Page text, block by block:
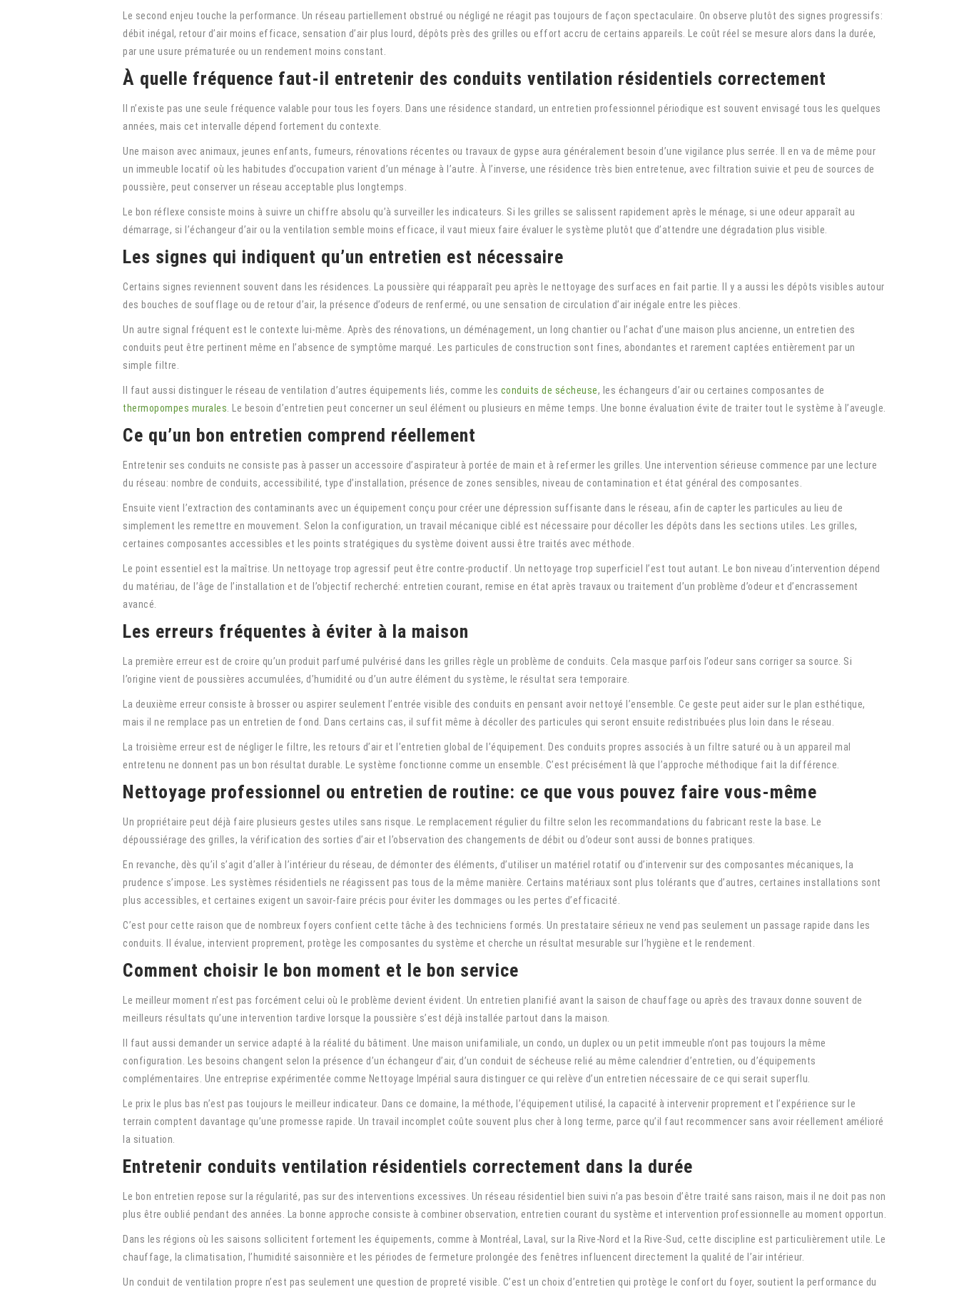
Le second enjeu touche la performance. Un réseau partiellement obstrué ou négligé ne réagit pas toujours de façon spectaculaire. On observe plutôt des signes progressifs:
débit inégal, retour d’air moins efficace, sensation d’air plus lourd, dépôts près des grilles ou effort accru de certains appareils. Le coût réel se mesure alors dans la durée,
par une usure prématurée ou un rendement moins constant.
À quelle fréquence faut-il entretenir des conduits ventilation résidentiels correctement
Il n’existe pas une seule fréquence valable pour tous les foyers. Dans une résidence standard, un entretien professionnel périodique est souvent envisagé tous les quelques
années, mais cet intervalle dépend fortement du contexte.
Une maison avec animaux, jeunes enfants, fumeurs, rénovations récentes ou travaux de gypse aura généralement besoin d’une vigilance plus serrée. Il en va de même pour
un immeuble locatif où les habitudes d’occupation varient d’un ménage à l’autre. À l’inverse, une résidence très bien entretenue, avec filtration suivie et peu de sources de
poussière, peut conserver un réseau acceptable plus longtemps.
Le bon réflexe consiste moins à suivre un chiffre absolu qu’à surveiller les indicateurs. Si les grilles se salissent rapidement après le ménage, si une odeur apparaît au
démarrage, si l’échangeur d’air ou la ventilation semble moins efficace, il vaut mieux faire évaluer le système plutôt que d’attendre une dégradation plus visible.
Les signes qui indiquent qu’un entretien est nécessaire
Certains signes reviennent souvent dans les résidences. La poussière qui réapparaît peu après le nettoyage des surfaces en fait partie. Il y a aussi les dépôts visibles autour
des bouches de soufflage ou de retour d’air, la présence d’odeurs de renfermé, ou une sensation de circulation d’air inégale entre les pièces.
Un autre signal fréquent est le contexte lui-même. Après des rénovations, un déménagement, un long chantier ou l’achat d’une maison plus ancienne, un entretien des
conduits peut être pertinent même en l’absence de symptôme marqué. Les particules de construction sont fines, abondantes et rarement captées entièrement par un
simple filtre.
Il faut aussi distinguer le réseau de ventilation d’autres équipements liés, comme les conduits de sécheuse, les échangeurs d’air ou certaines composantes de
thermopompes murales. Le besoin d’entretien peut concerner un seul élément ou plusieurs en même temps. Une bonne évaluation évite de traiter tout le système à l’aveugle.
Ce qu’un bon entretien comprend réellement
Entretenir ses conduits ne consiste pas à passer un accessoire d’aspirateur à portée de main et à refermer les grilles. Une intervention sérieuse commence par une lecture
du réseau: nombre de conduits, accessibilité, type d’installation, présence de zones sensibles, niveau de contamination et état général des composantes.
Ensuite vient l’extraction des contaminants avec un équipement conçu pour créer une dépression suffisante dans le réseau, afin de capter les particules au lieu de
simplement les remettre en mouvement. Selon la configuration, un travail mécanique ciblé est nécessaire pour décoller les dépôts dans les sections utiles. Les grilles,
certaines composantes accessibles et les points stratégiques du système doivent aussi être traités avec méthode.
Le point essentiel est la maîtrise. Un nettoyage trop agressif peut être contre-productif. Un nettoyage trop superficiel l’est tout autant. Le bon niveau d’intervention dépend
du matériau, de l’âge de l’installation et de l’objectif recherché: entretien courant, remise en état après travaux ou traitement d’un problème d’odeur et d’encrassement
avancé.
Les erreurs fréquentes à éviter à la maison
La première erreur est de croire qu’un produit parfumé pulvérisé dans les grilles règle un problème de conduits. Cela masque parfois l’odeur sans corriger sa source. Si
l’origine vient de poussières accumulées, d’humidité ou d’un autre élément du système, le résultat sera temporaire.
La deuxième erreur consiste à brosser ou aspirer seulement l’entrée visible des conduits en pensant avoir nettoyé l’ensemble. Ce geste peut aider sur le plan esthétique,
mais il ne remplace pas un entretien de fond. Dans certains cas, il suffit même à décoller des particules qui seront ensuite redistribuées plus loin dans le réseau.
La troisième erreur est de négliger le filtre, les retours d’air et l’entretien global de l’équipement. Des conduits propres associés à un filtre saturé ou à un appareil mal
entretenu ne donnent pas un bon résultat durable. Le système fonctionne comme un ensemble. C’est précisément là que l’approche méthodique fait la différence.
Nettoyage professionnel ou entretien de routine: ce que vous pouvez faire vous-même
Un propriétaire peut déjà faire plusieurs gestes utiles sans risque. Le remplacement régulier du filtre selon les recommandations du fabricant reste la base. Le
dépoussiérage des grilles, la vérification des sorties d’air et l’observation des changements de débit ou d’odeur sont aussi de bonnes pratiques.
En revanche, dès qu’il s’agit d’aller à l’intérieur du réseau, de démonter des éléments, d’utiliser un matériel rotatif ou d’intervenir sur des composantes mécaniques, la
prudence s’impose. Les systèmes résidentiels ne réagissent pas tous de la même manière. Certains matériaux sont plus tolérants que d’autres, certaines installations sont
plus accessibles, et certaines exigent un savoir-faire précis pour éviter les dommages ou les pertes d’efficacité.
C’est pour cette raison que de nombreux foyers confient cette tâche à des techniciens formés. Un prestataire sérieux ne vend pas seulement un passage rapide dans les
conduits. Il évalue, intervient proprement, protège les composantes du système et cherche un résultat mesurable sur l’hygiène et le rendement.
Comment choisir le bon moment et le bon service
Le meilleur moment n’est pas forcément celui où le problème devient évident. Un entretien planifié avant la saison de chauffage ou après des travaux donne souvent de
meilleurs résultats qu’une intervention tardive lorsque la poussière s’est déjà installée partout dans la maison.
Il faut aussi demander un service adapté à la réalité du bâtiment. Une maison unifamiliale, un condo, un duplex ou un petit immeuble n’ont pas toujours la même
configuration. Les besoins changent selon la présence d’un échangeur d’air, d’un conduit de sécheuse relié au même calendrier d’entretien, ou d’équipements
complémentaires. Une entreprise expérimentée comme Nettoyage Impérial saura distinguer ce qui relève d’un entretien nécessaire de ce qui serait superflu.
Le prix le plus bas n’est pas toujours le meilleur indicateur. Dans ce domaine, la méthode, l’équipement utilisé, la capacité à intervenir proprement et l’expérience sur le
terrain comptent davantage qu’une promesse rapide. Un travail incomplet coûte souvent plus cher à long terme, parce qu’il faut recommencer sans avoir réellement amélioré
la situation.
Entretenir conduits ventilation résidentiels correctement dans la durée
Le bon entretien repose sur la régularité, pas sur des interventions excessives. Un réseau résidentiel bien suivi n’a pas besoin d’être traité sans raison, mais il ne doit pas non
plus être oublié pendant des années. La bonne approche consiste à combiner observation, entretien courant du système et intervention professionnelle au moment opportun.
Dans les régions où les saisons sollicitent fortement les équipements, comme à Montréal, Laval, sur la Rive-Nord et la Rive-Sud, cette discipline est particulièrement utile. Le
chauffage, la climatisation, l’humidité saisonnière et les périodes de fermeture prolongée des fenêtres influencent directement la qualité de l’air intérieur.
Un conduit de ventilation propre n’est pas seulement une question de propreté visible. C’est un choix d’entretien qui protège le confort du foyer, soutient la performance du